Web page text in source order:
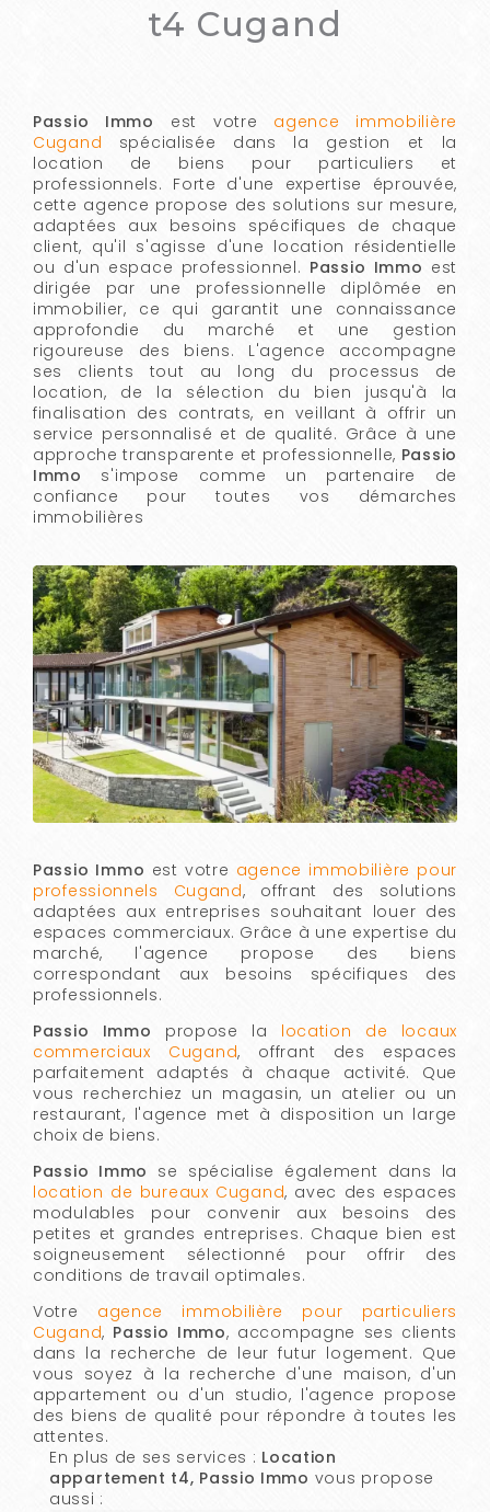
t4 Cugand
Passio Immo est votre agence immobilière
Cugand spécialisée dans la gestion et la
location de biens pour particuliers et
professionnels. Forte d'une expertise éprouvée,
cette agence propose des solutions sur mesure,
adaptées aux besoins spécifiques de chaque
client, qu'il s'agisse d'une location résidentielle
ou d'un espace professionnel. Passio Immo est
dirigée par une professionnelle diplômée en
immobilier, ce qui garantit une connaissance
approfondie du marché et une gestion
rigoureuse des biens. L'agence accompagne
ses clients tout au long du processus de
location, de la sélection du bien jusqu'à la
finalisation des contrats, en veillant à offrir un
service personnalisé et de qualité. Grâce à une
approche transparente et professionnelle, Passio
Immo s'impose comme un partenaire de
confiance pour toutes vos démarches
immobilières
Passio Immo est votre agence immobilière pour
professionnels Cugand, offrant des solutions
adaptées aux entreprises souhaitant louer des
espaces commerciaux. Grâce à une expertise du
marché, l'agence propose des biens
correspondant aux besoins spécifiques des
professionnels.
Passio Immo propose la location de locaux
commerciaux Cugand, offrant des espaces
parfaitement adaptés à chaque activité. Que
vous recherchiez un magasin, un atelier ou un
restaurant, l'agence met à disposition un large
choix de biens.
Passio Immo se spécialise également dans la
location de bureaux Cugand, avec des espaces
modulables pour convenir aux besoins des
petites et grandes entreprises. Chaque bien est
soigneusement sélectionné pour offrir des
conditions de travail optimales.
Votre agence immobilière pour particuliers
Cugand, Passio Immo, accompagne ses clients
dans la recherche de leur futur logement. Que
vous soyez à la recherche d'une maison, d'un
appartement ou d'un studio, l'agence propose
des biens de qualité pour répondre à toutes les
attentes.
En plus de ses services : Location
appartement t4, Passio Immo vous propose
aussi :